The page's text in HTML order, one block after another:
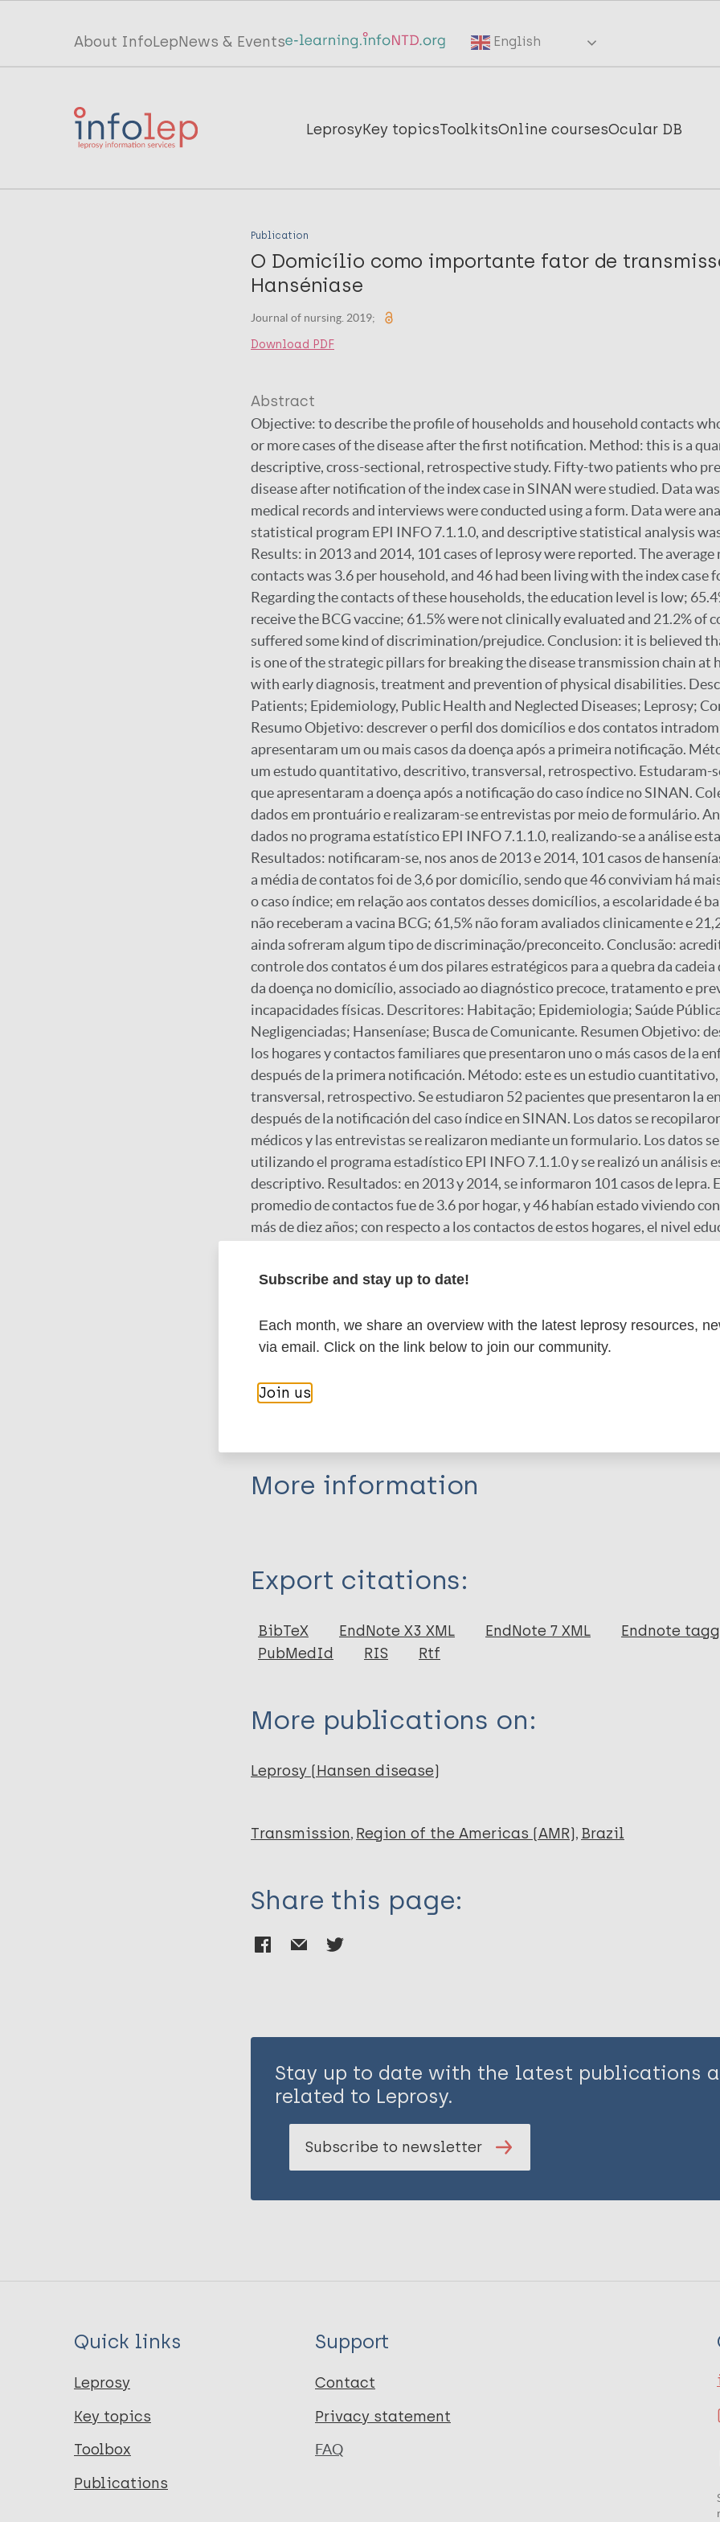
Top
menu
InfoLep
About InfoLepNews & Events English
Main
InfoLep
LeprosyKey topicsToolkitsOnline coursesOcular DB
Publication
O Domicílio como importante fator de
Hanséniase
Journal of nursing. 2019;
Download PDF
Abstract
Objective: to describe the profile of households and household contacts
or more cases of the disease after the first notification. Method: this is a
descriptive, cross-sectional, retrospective study. Fifty-two patients who
disease after notification of the index case in SINAN were studied. Data
medical records and interviews were conducted using a form. Data were
statistical program EPI INFO 7.1.1.0, and descriptive statistical analysis
Results: in 2013 and 2014, 101 cases of leprosy were reported. The average
contacts was 3.6 per household, and 46 had been living with the index case
Regarding the contacts of these households, the education level is low;
receive the BCG vaccine; 61.5% were not clinically evaluated and 21.2% of
suffered some kind of discrimination/prejudice. Conclusion: it is believed
is one of the strategic pillars for breaking the disease transmission chain at
with early diagnosis, treatment and prevention of physical disabilities.
Patients; Epidemiology, Public Health and Neglected Diseases; Leprosy;
Resumo Objetivo: descrever o perfil dos domicílios e dos contatos
apresentaram um ou mais casos da doença após a primeira notificação.
um estudo quantitativo, descritivo, transversal, retrospectivo. Estudaram-
que apresentaram a doença após a notificação do caso índice no SINAN.
dados em prontuário e realizaram-se entrevistas por meio de formulário.
dados no programa estatístico EPI INFO 7.1.1.0, realizando-se a análise
Resultados: notificaram-se, nos anos de 2013 e 2014, 101 casos de
a média de contatos foi de 3,6 por domicílio, sendo que 46 conviviam há
o caso índice; em relação aos contatos desses domicílios, a escolaridade é
não receberam a vacina BCG; 61,5% não foram avaliados clinicamente e
ainda sofreram algum tipo de discriminação/preconceito. Conclusão:
controle dos contatos é um dos pilares estratégicos para a quebra da
da doença no domicílio, associado ao diagnóstico precoce, tratamento e
incapacidades físicas. Descritores: Habitação; Epidemiologia; Saúde
Negligenciadas; Hanseníase; Busca de Comunicante. Resumen Objetivo:
los hogares y contactos familiares que presentaron uno o más casos de la
después de la primera notificación. Método: este es un estudio
transversal, retrospectivo. Se estudiaron 52 pacientes que presentaron la
después de la notificación del caso índice en SINAN. Los datos se
médicos y las entrevistas se realizaron mediante un formulario. Los datos
utilizando el programa estadístico EPI INFO 7.1.1.0 y se realizó un análisis
descriptivo. Resultados: en 2013 y 2014, se informaron 101 casos de lepra.
promedio de contactos fue de 3.6 por hogar, y 46 habían estado viviendo
más de diez años; con respecto a los contactos de estos hogares, el nivel
21.2% de los contactos aún sufrieron algún tipo de discriminación/prejuicio.
cree que el control de contacto es uno de los pilares estratégicos para
tratamiento y la prevención de discapacidades físicas. Descriptores:
Salud Pública; Enfermedades Desatendidas; Lepra; Trazado de Contacto.
More information
Journal Article
Export citations:
BibTeX EndNote X3 XML EndNote 7 XML Endnote
PubMedId
RIS Rtf
More publications on:
Leprosy (Hansen disease)
Transmission Region of the Americas (AMR) Brazil
Share this page:
Stay up to date with the latest publications
related to Leprosy.
Subscribe to newsletter
Quick links
Leprosy
Key topics
Toolbox
Publications
Support
Contact
Privacy statement
FAQ
Subscribe and stay up to date!
Each month, we share an overview with the latest leprosy resources,
via email. Click on the link below to join our community.
Join us